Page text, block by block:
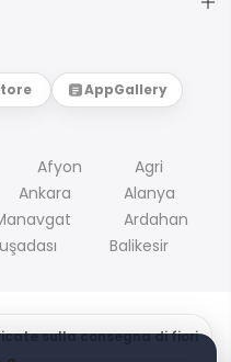
AppGallery
Afyon
Agri
Ankara
Alanya
Ardahan
Balikesir
sulla consegna di fiori